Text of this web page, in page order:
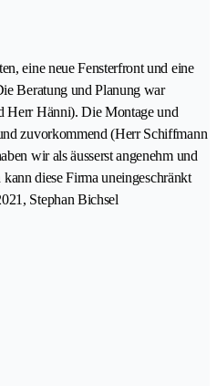
eine neue Fensterfront und eine
Beratung und Planung war
Herr Hänni). Die Montage und
zuvorkommend (Herr Schiffmann
wir als äusserst angenehm und
diese Firma uneingeschränkt
Stephan Bichsel